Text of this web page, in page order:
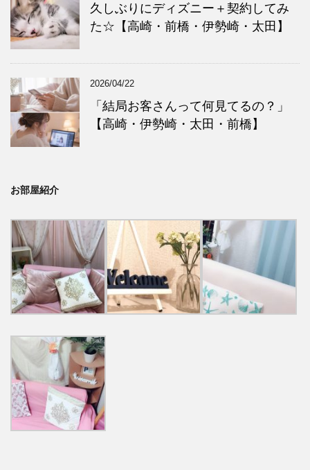
久しぶりにディズニー＋契約してみ
た☆【高崎・前橋・伊勢崎・太田】
2026/04/22
「結局お客さんって何見てるの？」
【高崎・伊勢崎・太田・前橋】
お部屋紹介